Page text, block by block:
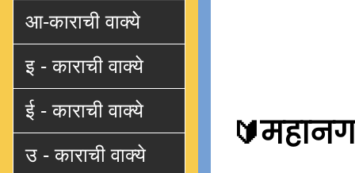
🔰
आ-काराची वाक्ये
इ - काराची वाक्ये
ई - काराची वाक्ये
उ - काराची वाक्ये